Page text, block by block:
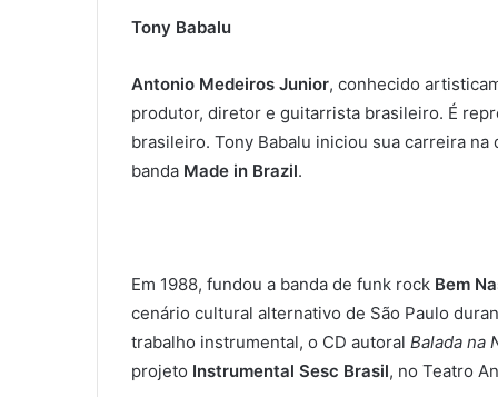
Tony Babalu
Antonio Medeiros Junior, conhecido
produtor, diretor e guitarrista brasileiro. É
brasileiro. Tony Babalu iniciou sua carreira
banda Made in Brazil.
Em 1988, fundou a banda de funk rock Bem
cenário cultural alternativo de São Paulo
trabalho instrumental, o CD autoral Balada na
projeto Instrumental Sesc Brasil, no Teatro